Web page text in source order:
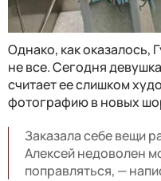
Однако, как оказалось,
не все. Сегодня
считает ее слишком
фотографию в новых
Заказала себе вещи
Алексей недоволен
поправляться, —